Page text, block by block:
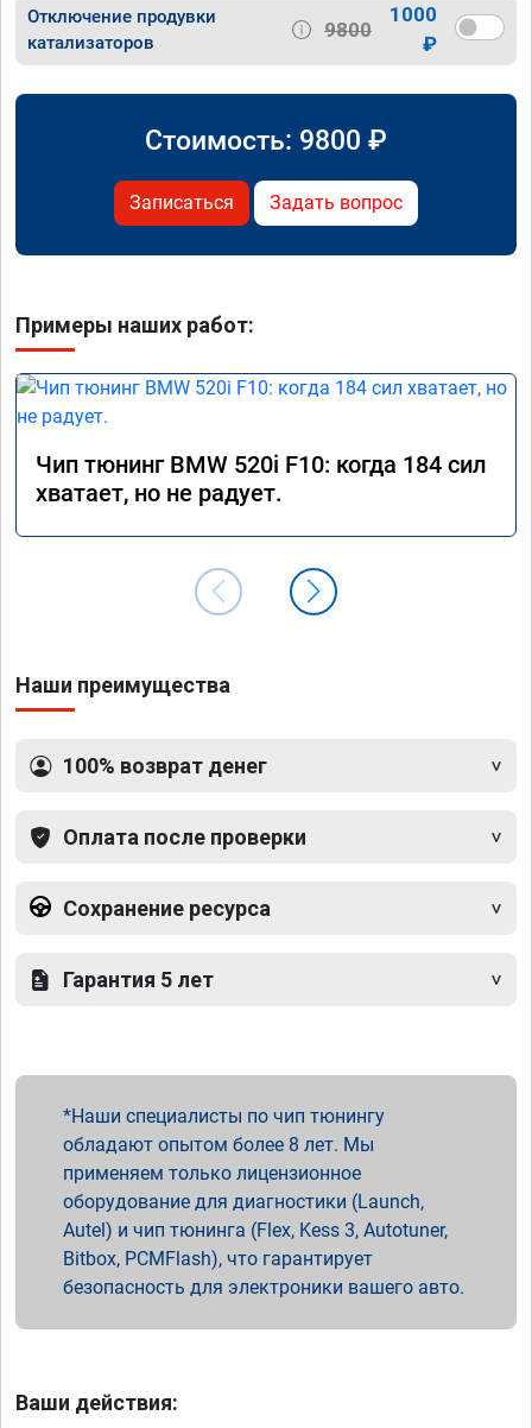
Отключение продувки
катализаторов
9800
1000
₽
Стоимость: 9800 ₽
Записаться Задать вопрос
Примеры наших работ:
Чип тюнинг BMW 520i F10: когда 184 сил
хватает, но не радует.
Наши преимущества
100% возврат денег
Оплата после проверки
Сохранение ресурса
Гарантия 5 лет
Наши специалисты по чип тюнингу
обладают опытом более 8 лет. Мы
применяем только лицензионное
оборудование для диагностики (Launch,
Autel) и чип тюнинга (Flex, Kess 3, Autotuner,
Bitbox, PCMFlash), что гарантирует
безопасность для электроники вашего авто.
Ваши действия: